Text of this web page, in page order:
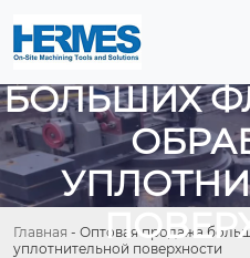
БОЛЬШИХ
Главная - Оптовая продажа
уплотнительной поверхности